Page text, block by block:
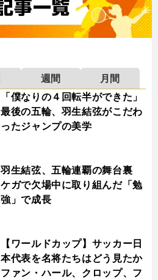
週間
月間
「僕なりの４回転半ができた」
最後の五輪、羽生結弦がこだわ
ったジャンプの美学
羽生結弦、五輪連覇の舞台裏
ケガで欠場中に取り組んだ「勉
強」で成長
【ワールドカップ】サッカー日
本代表を名将たちはどう見たか
ファン・ハール、クロップ、フ